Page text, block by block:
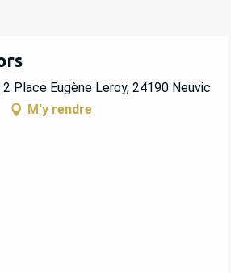
Place Eugène Leroy, 24190 Neuvic
M'y rendre